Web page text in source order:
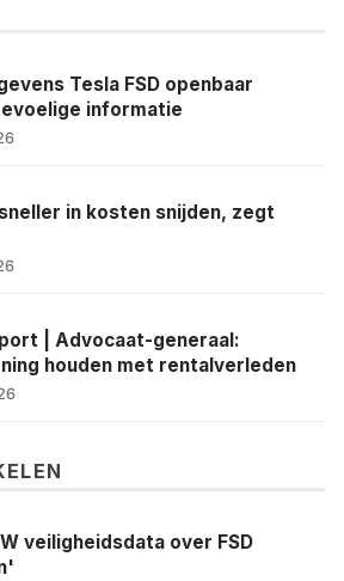
Tesla FSD openbaar
informatie
in kosten snijden, zegt
| Advocaat-generaal:
houden met rentalverleden
veiligheidsdata over FSD